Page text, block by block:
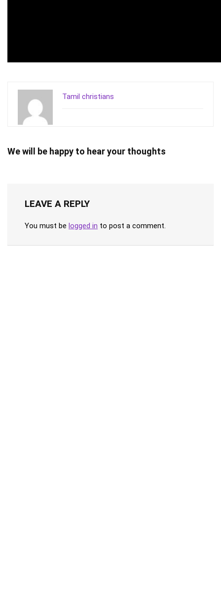
Tamil christians
We will be happy to hear your thoughts
LEAVE A REPLY
You must be logged in to post a comment.